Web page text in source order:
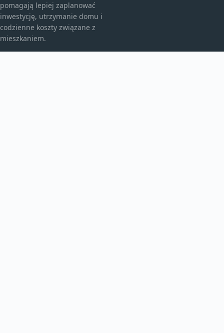
pomagają lepiej zaplanować
inwestycję, utrzymanie domu i
codzienne koszty związane z
mieszkaniem.